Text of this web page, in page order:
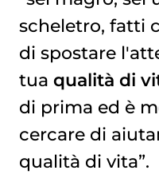
scheletro, fatti
di spostare
tua qualità di
di prima ed è
cercare di
qualità di vita”.